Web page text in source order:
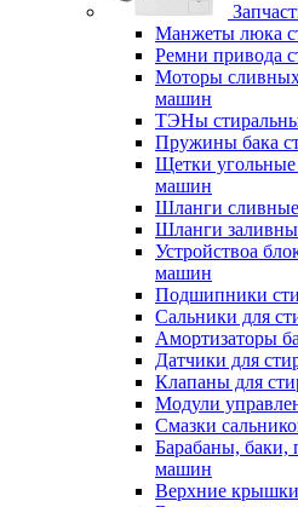
Манжеты люка
Ремни привода
Моторы сливных
машин
ТЭНы
Пружины бака
Щетки угольные
машин
Шланги
Шланги
Устройствоа
машин
Подшипники
Сальники для
Амортизаторы
Датчики для
Клапаны для
Модули
Смазки
Барабаны, баки,
машин
Верхние